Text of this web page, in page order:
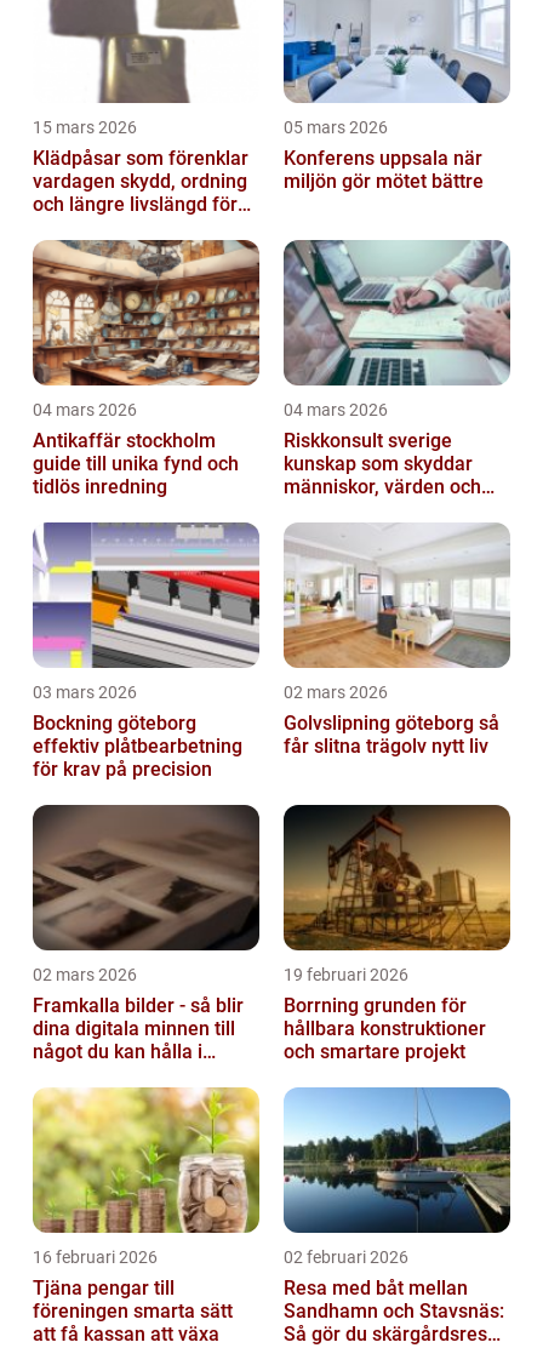
15 mars 2026
Klädpåsar som förenklar
vardagen skydd, ordning
och längre livslängd för
05 mars 2026
Konferens uppsala när
miljön gör mötet bättre
04 mars 2026
Antikaffär stockholm
guide till unika fynd och
tidlös inredning
04 mars 2026
Riskkonsult sverige
kunskap som skyddar
människor, värden och
03 mars 2026
Bockning göteborg
effektiv plåtbearbetning
för krav på precision
02 mars 2026
Golvslipning göteborg så
får slitna trägolv nytt liv
02 mars 2026
Framkalla bilder - så blir
dina digitala minnen till
något du kan hålla i
19 februari 2026
Borrning grunden för
hållbara konstruktioner
och smartare projekt
16 februari 2026
Tjäna pengar till
föreningen smarta sätt
att få kassan att växa
02 februari 2026
Resa med båt mellan
Sandhamn och Stavsnäs:
Så gör du skärgårdsresan